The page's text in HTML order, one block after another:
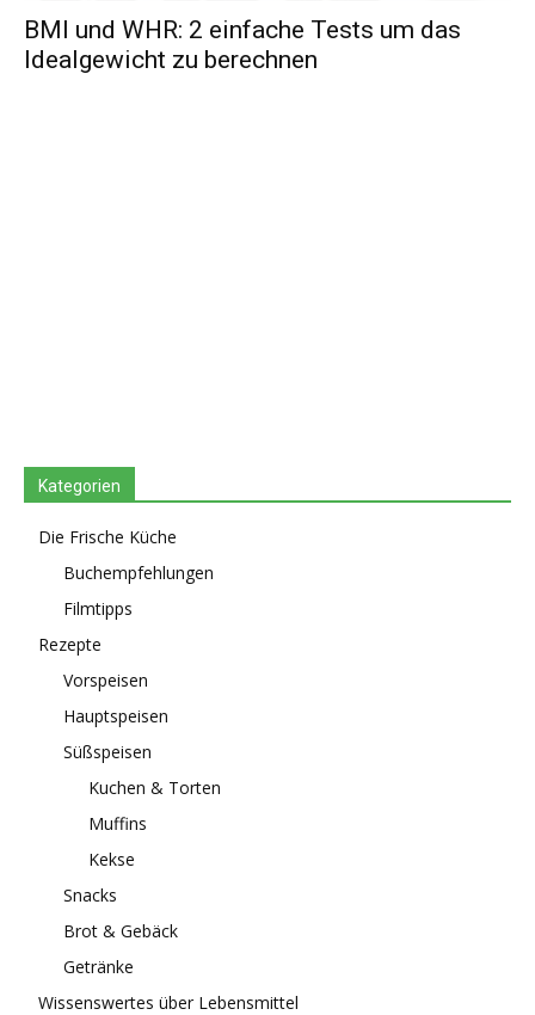
BMI und WHR: 2 einfache Tests um das
Idealgewicht zu berechnen
Kategorien
Die Frische Küche
Buchempfehlungen
Filmtipps
Rezepte
Vorspeisen
Hauptspeisen
Süßspeisen
Kuchen & Torten
Muffins
Kekse
Snacks
Brot & Gebäck
Getränke
Wissenswertes über Lebensmittel